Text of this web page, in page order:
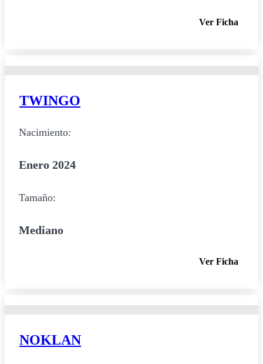
Ver Ficha
TWINGO
Nacimiento:
Enero 2024
Tamaño:
Mediano
Ver Ficha
NOKLAN